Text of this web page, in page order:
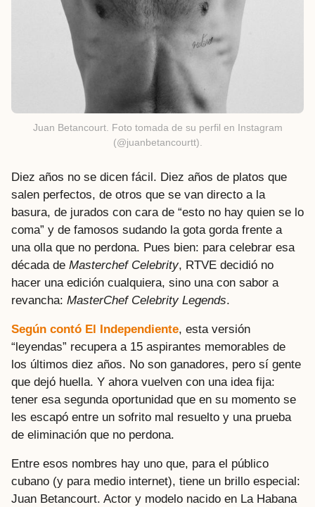
Juan Betancourt. Foto tomada de su perfil en Instagram
(@juanbetancourtt).
Diez años no se dicen fácil. Diez años de platos que
salen perfectos, de otros que se van directo a la
basura, de jurados con cara de “esto no hay quien se lo
coma” y de famosos sudando la gota gorda frente a
una olla que no perdona. Pues bien: para celebrar esa
década de Masterchef Celebrity, RTVE decidió no
hacer una edición cualquiera, sino una con sabor a
revancha: MasterChef Celebrity Legends.
Según contó El Independiente, esta versión
“leyendas” recupera a 15 aspirantes memorables de
los últimos diez años. No son ganadores, pero sí gente
que dejó huella. Y ahora vuelven con una idea fija:
tener esa segunda oportunidad que en su momento se
les escapó entre un sofrito mal resuelto y una prueba
de eliminación que no perdona.
Entre esos nombres hay uno que, para el público
cubano (y para medio internet), tiene un brillo especial:
Juan Betancourt. Actor y modelo nacido en La Habana